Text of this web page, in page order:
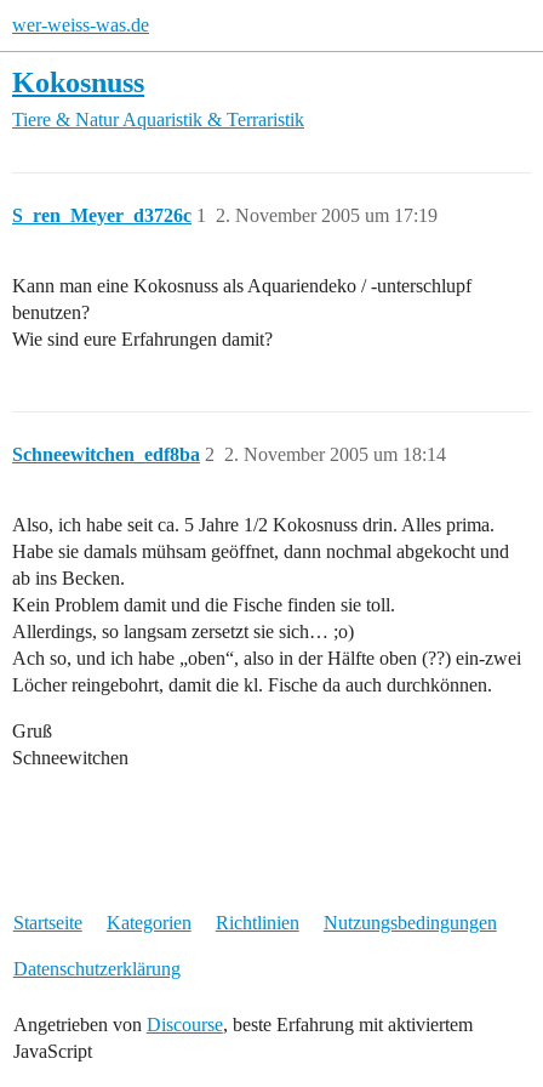
wer-weiss-was.de
Kokosnuss
Tiere & Natur Aquaristik & Terraristik
S_ren_Meyer_d3726c 2. November 2005 um 17:19
1
Kann man eine Kokosnuss als Aquariendeko / -unterschlupf
benutzen?
Wie sind eure Erfahrungen damit?
Schneewitchen_edf8ba 2. November 2005 um 18:14
2
Also, ich habe seit ca. 5 Jahre 1/2 Kokosnuss drin. Alles prima.
Habe sie damals mühsam geöffnet, dann nochmal abgekocht und
ab ins Becken.
Kein Problem damit und die Fische finden sie toll.
Allerdings, so langsam zersetzt sie sich… ;o)
Ach so, und ich habe „oben“, also in der Hälfte oben (??) ein-zwei
Löcher reingebohrt, damit die kl. Fische da auch durchkönnen.
Gruß
Schneewitchen
Startseite Kategorien Richtlinien Nutzungsbedingungen
Datenschutzerklärung
Angetrieben von Discourse, beste Erfahrung mit aktiviertem
JavaScript